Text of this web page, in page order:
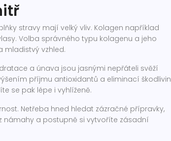
stravy mají velký vliv. Kolagen například
Volba správného typu kolagenu a jeho
mladistvý vzhled.
a únava jsou jasnými nepřáteli svěží
příjmu antioxidantů a eliminací škodlivin
se pak lépe i vyhlíženě.
Netřeba hned hledat zázračné přípravky,
námahy a postupně si vytvoříte zásadní